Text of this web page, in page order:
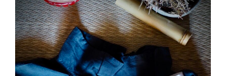
稿
ナ
ビ
ゲ